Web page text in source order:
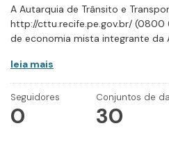
A Autarquia de Trânsito e
http://cttu.recife.pe.gov.br/ (0800
de economia mista integrante da
leia mais
Seguidores
0
Conjuntos de
30